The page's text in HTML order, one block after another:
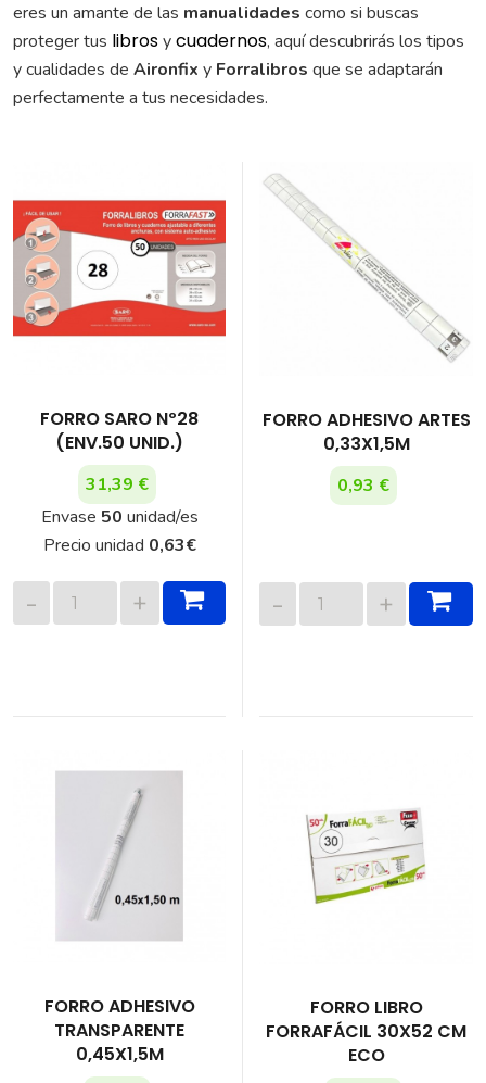
eres un amante de las manualidades como si buscas
proteger tus librosycuadernos, aquí descubrirás los tipos
y cualidades de Aironfix y Forralibros que se adaptarán
perfectamente a tus necesidades.
FORRO SARO Nº28
(ENV.50 UNID.)
31,39 €
Envase 50 unidad/es
Precio unidad 0,63€
FORRO ADHESIVO ARTES
0,33X1,5M
0,93 €
FORRO ADHESIVO
TRANSPARENTE
0,45X1,5M
FORRO LIBRO
FORRAFÁCIL 30X52 CM
ECO